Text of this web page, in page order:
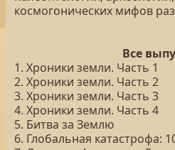
космогонических мифов
Все
1. Хроники земли. Часть 1
2. Хроники земли. Часть 2
3. Хроники земли. Часть 3
4. Хроники земли. Часть 4
5. Битва за Землю
6. Глобальная катастрофа: